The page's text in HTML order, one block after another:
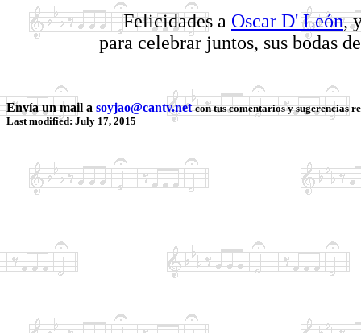
Felicidades a Oscar D' León,
para celebrar juntos, sus bodas
Envía un mail a soyjao@cantv.net con tus comentarios y sugerencias
Last modified: July 17, 2015